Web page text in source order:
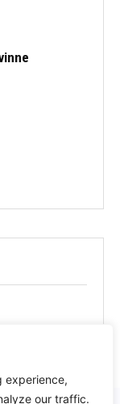
experience,
our traffic.